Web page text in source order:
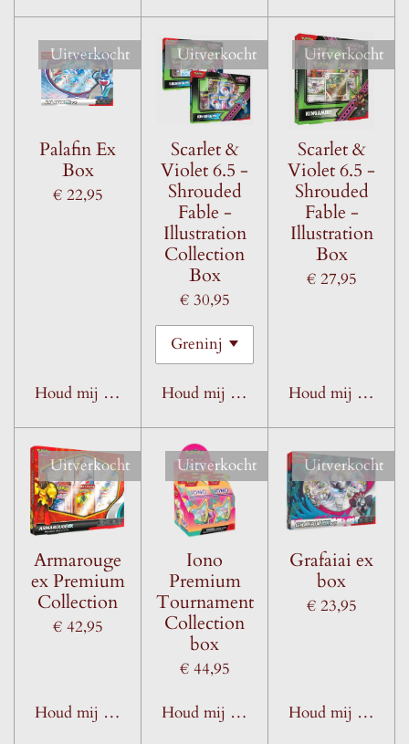
Uitverkocht
Palafin Ex
Box
€ 22,95
Houd mij op de hoogte
Uitverkocht
Scarlet &
Violet 6.5 -
Shrouded
Fable -
Illustration
Collection
Box
€ 30,95
Houd mij op de hoogte
Uitverkocht
Scarlet &
Violet 6.5 -
Shrouded
Fable -
Illustration
Box
€ 27,95
Houd mij op de
Uitverkocht
Armarouge
ex Premium
Collection
€ 42,95
Houd mij op de hoogte
Uitverkocht
Iono
Premium
Tournament
Collection
box
€ 44,95
Houd mij op de hoogte
Uitverkocht
Grafaiai ex
box
€ 23,95
Houd mij op de